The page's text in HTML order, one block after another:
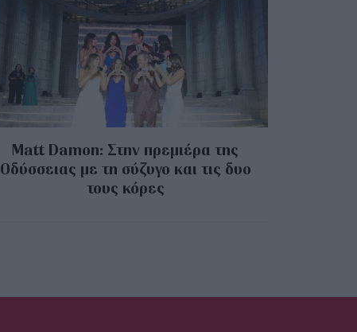
Matt Damon: Στην πρεμιέρα της
Οδύσσειας με τη σύζυγο και τις δυο
τους κόρες